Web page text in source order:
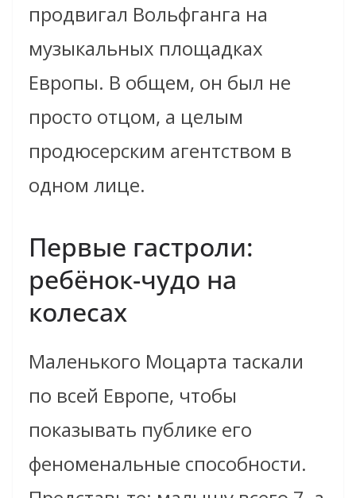
продвигал Вольфганга на
музыкальных площадках
Европы. В общем, он был не
просто отцом, а целым
продюсерским агентством в
одном лице.
Первые гастроли:
ребёнок-чудо на
колесах
Маленького Моцарта таскали
по всей Европе, чтобы
показывать публике его
феноменальные способности.